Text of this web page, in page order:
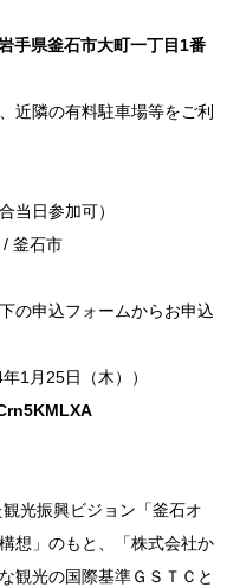
県釜石市大町一丁目1番
近隣の有料駐車場等をご利
当日参加可）
釜石市
の申込フォームからお申込
1月25日（木））
光振興ビジョン「釜石オ
想」のもと、「株式会社か
観光の国際基準ＧＳＴＣと